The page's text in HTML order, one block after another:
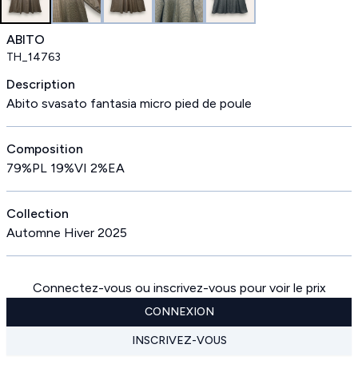
ABITO
TH_14763
Description
Abito svasato fantasia micro pied de poule
Composition
79%PL 19%VI 2%EA
Collection
Automne Hiver 2025
Connectez-vous ou inscrivez-vous pour voir le prix
CONNEXION
INSCRIVEZ-VOUS